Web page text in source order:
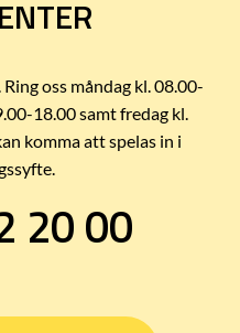
oss måndag kl. 08.00-
18.00 samt fredag kl.
komma att spelas in i
20 00